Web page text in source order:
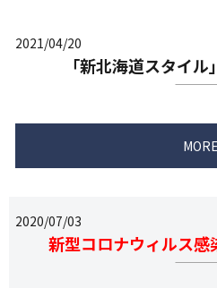
2021/04/20
「新北海道スタイ
MORE
2020/07/03
新型コロナウィルス感